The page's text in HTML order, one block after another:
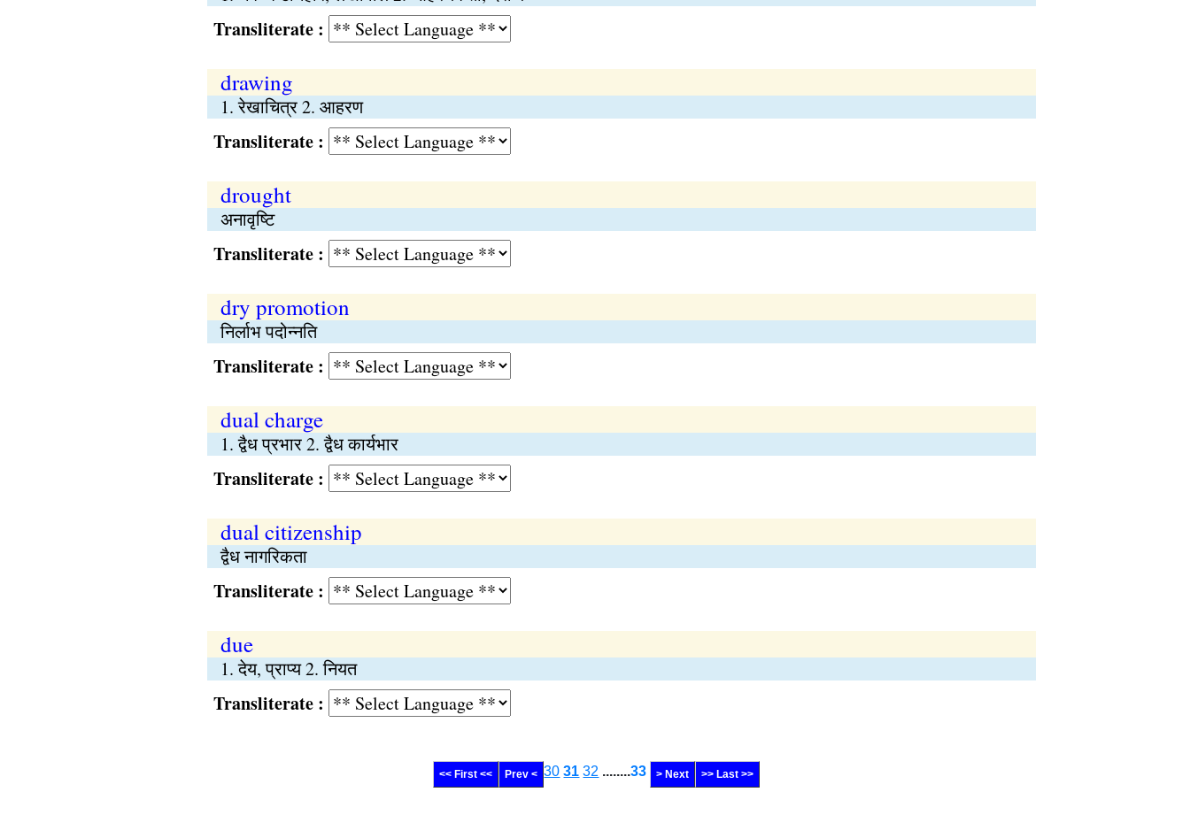
Transliterate :
drawing
1. रेखाचित्र 2. आहरण
Transliterate :
drought
अनावृष्‍टि
Transliterate :
dry promotion
निर्लाभ पदोन्नति
Transliterate :
dual charge
1. द्वैध प्रभार 2. द्वैध कार्यभार
Transliterate :
dual citizenship
द्वैध नागरिकता
Transliterate :
due
1. देय, प्राप्य 2. नियत
Transliterate :
<< First << Prev < 30 31 32 ........33 > Next >> Last >>